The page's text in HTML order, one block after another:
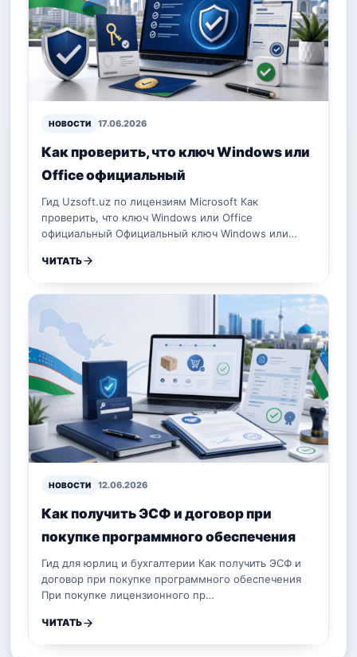
НОВОСТИ 17.06.2026
Как проверить, что ключ Windows или
Office официальный
Гид Uzsoft.uz по лицензиям Microsoft Как
проверить, что ключ Windows или Office
официальный Официальный ключ Windows или…
ЧИТАТЬ
НОВОСТИ 12.06.2026
Как получить ЭСФ и договор при
покупке программного обеспечения
Гид для юрлиц и бухгалтерии Как получить ЭСФ и
договор при покупке программного обеспечения
При покупке лицензионного пр…
ЧИТАТЬ